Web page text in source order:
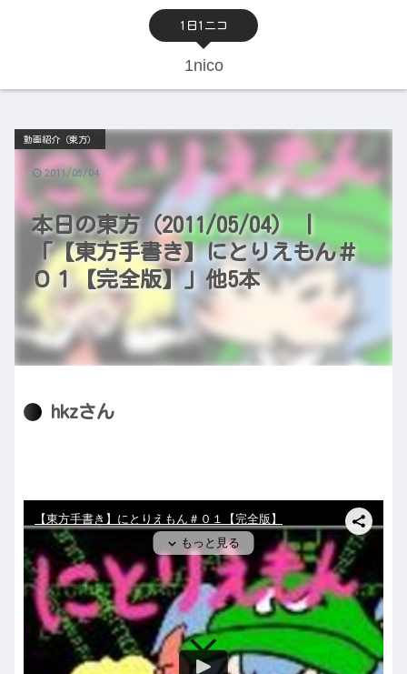
1日1ニコ
1nico
本日の東方（2011/05/04） |
「【東方手書き】にとりえもん＃
０１【完全版】」他5本
動画紹介（東方）
2011/05/04
hkzさん